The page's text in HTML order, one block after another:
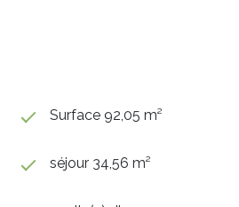
Surface 92,05 m²
séjour 34,56 m²